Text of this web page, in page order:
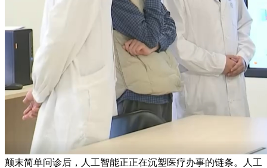
颠末简单问诊后，人工智能正正在沉塑医疗办事的链条。人工